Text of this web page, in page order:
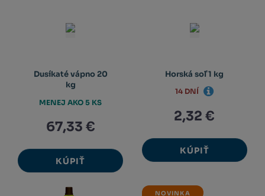
Dusíkaté vápno 20
kg
67,33 €
KÚPIŤ
MENEJ AKO 5 KS
Horská soľ 1 kg
2,32 €
KÚPIŤ
14 DNÍ
NOVINKA